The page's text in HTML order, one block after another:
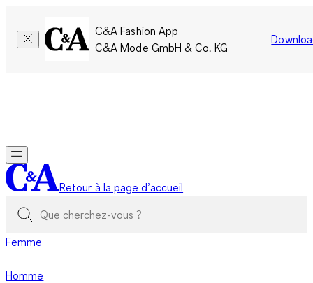
C&A Fashion App
C&A Mode GmbH & Co. KG
Retour à la page d’accueil
Femme
Homme